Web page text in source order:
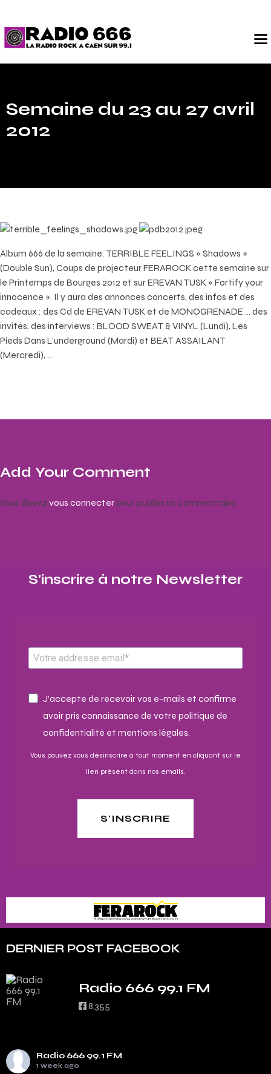
Semaine du 23 au 27 avril
2012
Album 666 de la semaine: TERRIBLE FEELINGS « Shadows »
(Double Sun), Coups de projecteur FERAROCK cette semaine sur
le Printemps de Bourges 2012 et sur EREVAN TUSK « Fortify your
innocence ». Il y aura des annonces concerts, des infos et des
cadeaux : des Cd de EREVAN TUSK et de MONOGRENADE … des
invités, des interviews : BLOOD SWEAT & VINYL (Lundi), Les
Pieds Dans L’underground (Mardi) et BEAT ASSAILANT
(Mercredi), …
Add Your Comment
Vous devez vous connecter pour publier un commentaire.
S'inscrire à notre Newsletter​
J'accepte de recevoir vos e-mails et confirme
avoir pris connaissance de votre politique de
confidentialité et mentions légales.
Vous pouvez vous désinscrire à tout moment en cliquant sur le
lien présent dans nos emails.
S'INSCRIRE
DERNIER POST FACEBOOK
Radio 666 99.1 FM
8,355
Radio 666 99.1 FM
1 week ago